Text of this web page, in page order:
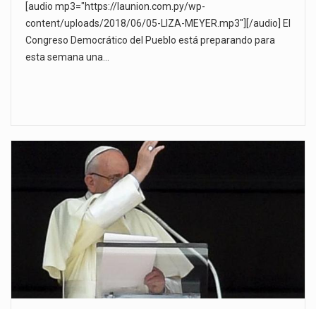
[audio mp3="https://launion.com.py/wp-
content/uploads/2018/06/05-LIZA-MEYER.mp3"][/audio] El
Congreso Democrático del Pueblo está preparando para
esta semana una…